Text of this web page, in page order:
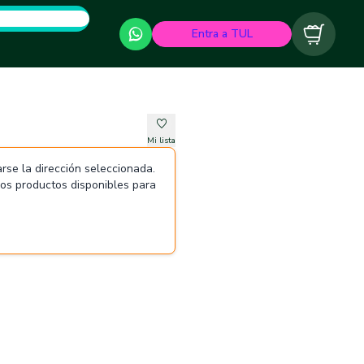
Entra a TUL Carrito
Mi lista
la dirección seleccionada.
productos disponibles para